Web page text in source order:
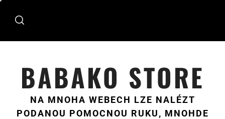
BABAKO STORE
NA MNOHA WEBECH LZE NALÉZT
PODANOU POMOCNOU RUKU, MNOHDE